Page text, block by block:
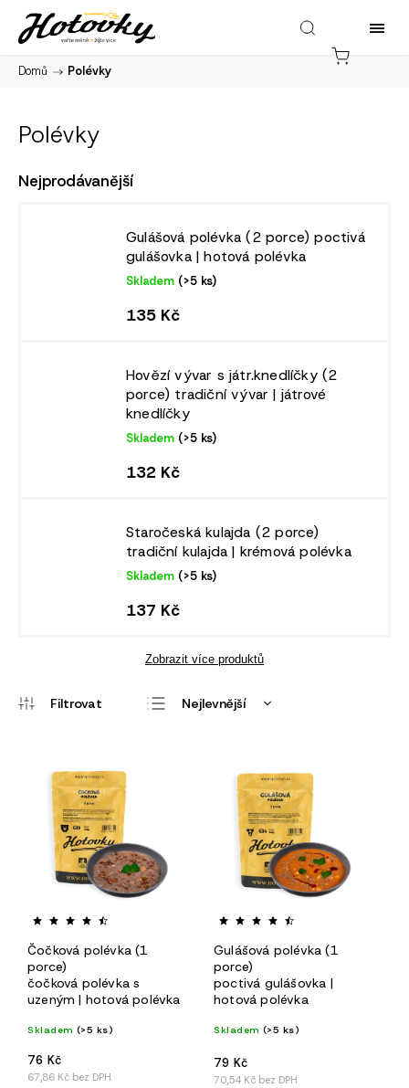
Domů / Polévky
Polévky
Nejprodávanější
Gulášová polévka (2 porce)poctivá
gulášovka | hotová polévka
Skladem (>5 ks)
135 Kč
Hovězí vývar s játr.knedlíčky (2
porce) tradiční vývar | játrové
knedlíčky
Skladem (>5 ks)
132 Kč
Staročeská kulajda (2 porce)
tradiční kulajda | krémová polévka
Skladem (>5 ks)
137 Kč
Zobrazit více produktů
Nejlevnější
Abecedně
Čočková polévka (1
porce)
čočková polévka s
uzeným | hotová polévka
Skladem (>5 ks)
67,86 Kč bez DPH
76 Kč
Gulášová polévka (1
porce)
poctivá gulášovka |
hotová polévka
Skladem (>5 ks)
70,54 Kč bez DPH
79 Kč